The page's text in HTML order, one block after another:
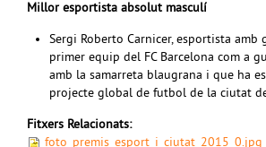
Millor esportista absolut masculí
Sergi Roberto Carnicer, esportista amb
primer equip del FC Barcelona com a
amb la samarreta blaugrana i que ha
projecte global de futbol de la ciutat
Fitxers Relacionats:
foto_premis_esport_i_ciutat_2015_0.jpg